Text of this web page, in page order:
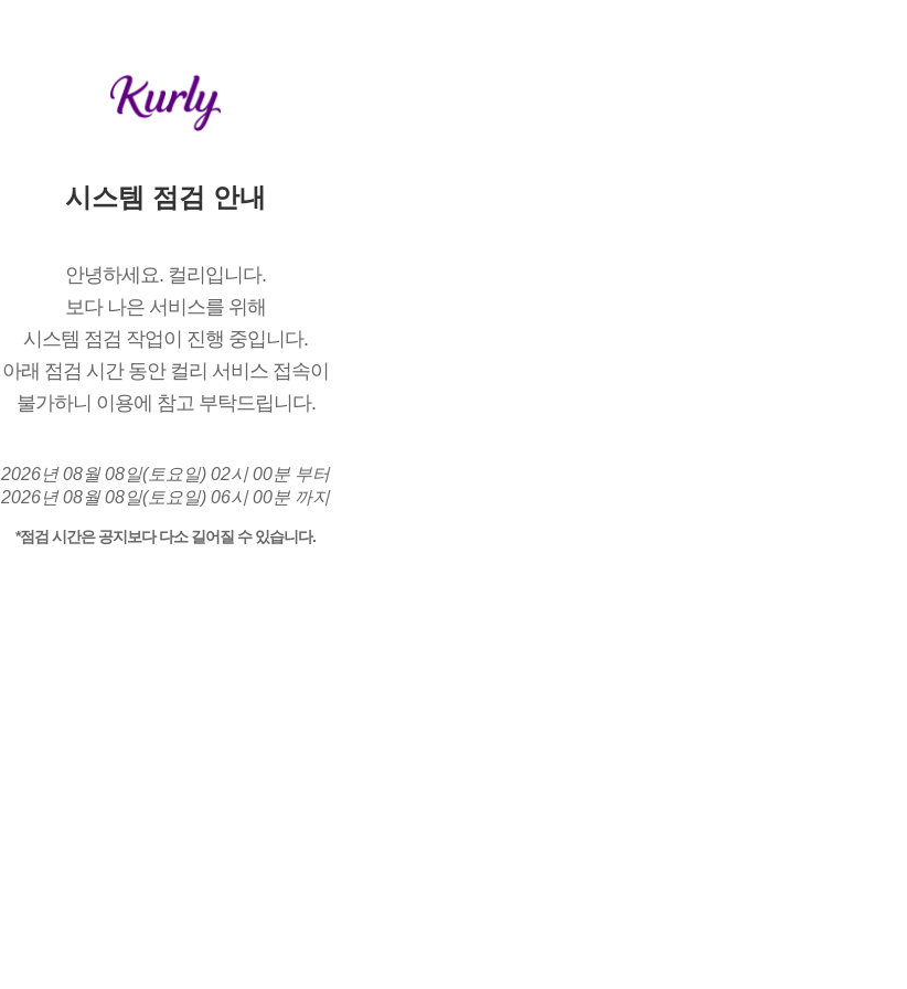
시스템 점검 안내
안녕하세요. 컬리입니다.
보다 나은 서비스를 위해
시스템 점검 작업이 진행 중입니다.
아래 점검 시간 동안 컬리 서비스 접속이
불가하니 이용에 참고 부탁드립니다.
2026년 08월 08일(토요일) 02시 00분 부터
2026년 08월 08일(토요일) 06시 00분 까지
*점검 시간은 공지보다 다소 길어질 수 있습니다.